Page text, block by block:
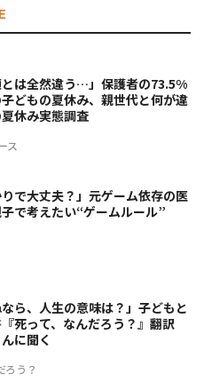
ス
とは全然違う…」保護者の73.5%
どもの夏休み、親世代と何が違
休み実態調査
りで大丈夫？」元ゲーム依存の医
で考えたい“ゲームルール”
ろう？
なら、人生の意味は？」子どもと
死って、なんだろう？』翻訳
に聞く